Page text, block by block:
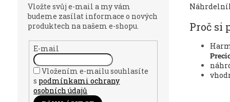
Vložte svůj e-mail a my vám
budeme zasílat informace o nových
produktech na našem e-shopu.
E-mail
Vložením e-mailu souhlasíte
s podmínkami ochrany
osobních údajů
Proč si